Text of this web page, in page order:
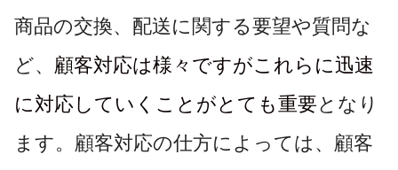
商品の交換、配送に関する要望や質問な
ど、 顧客対応は様々ですがこれらに迅速
に対応していくことがとても重要となり
ます。顧客対応の仕方によっては、顧客